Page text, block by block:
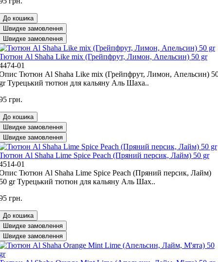
До кошика
Швидке замовлення
Швидке замовлення
Al Shaha Like mix (Грейпфрут, Лимон, Апельсин) 50 gr
01
Тютюн Al Shaha Like mix (Грейпфрут, Лимон, Апельсин)
Турецький тютюн для кальяну Аль Шаха..
грн.
До кошика
Швидке замовлення
Швидке замовлення
Al Shaha Lime Spice Peach (Пряний персик, Лайм) 50 gr
01
Тютюн Al Shaha Lime Spice Peach (Пряний персик, Лайм)
gr Турецький тютюн для кальяну Аль Шах..
грн.
До кошика
Швидке замовлення
Швидке замовлення